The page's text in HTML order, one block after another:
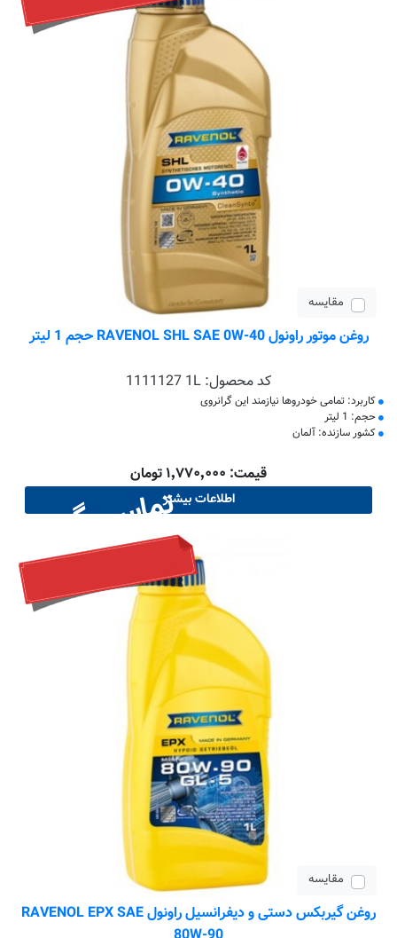
مقایسه
روغن موتور راونول RAVENOL SHL SAE 0W-40 حجم 1 لیتر
کد محصول: 1111127 1L
کاربرد: تمامی خودروها نیازمند این گرانروی
حجم: 1 لیتر
کشور سازنده: آلمان
قیمت: ۱٬۷۷۰٬۰۰۰ تومان
اطلاعات بیشترتماس بگیرید
مقایسه
روغن گیربکس دستی و دیفرانسیل راونول RAVENOL EPX SAE